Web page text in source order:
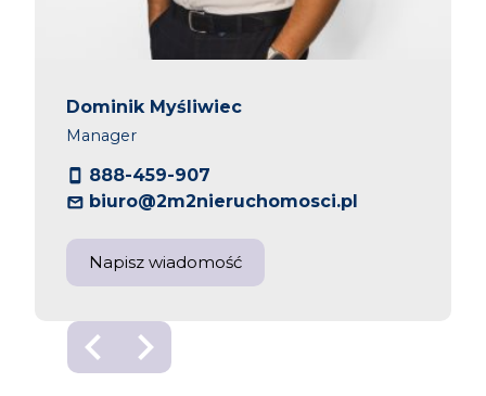
Dominik Myśliwiec
Manager
888-459-907
biuro@2m2nieruchomosci.pl
Napisz wiadomość